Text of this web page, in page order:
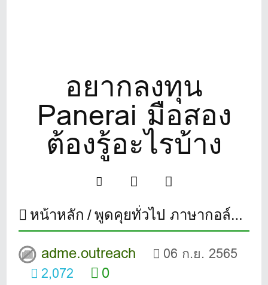
อยากลงทุน
Panerai มือสอง
ต้องรู้อะไรบ้าง
หน้าหลัก พูดคุยทั่วไป ภาษากอล์ฟ
adme.outreach
06 ก.ย. 2565
2,072
0